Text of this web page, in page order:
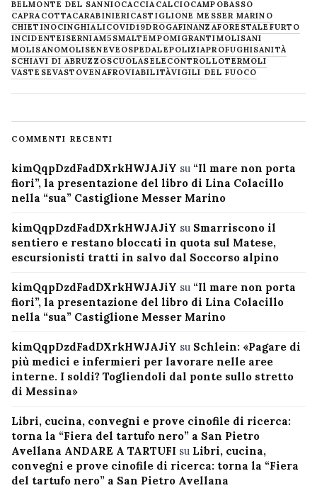
BELMONTE DEL SANNIOCACCIACALCIOCAMPOBASSO
CAPRACOTTACARABINIERICASTIGLIONE MESSER MARINO
CHIETINOCINGHIALICOVID19DROGAFINANZAFORESTALE FURTO
INCIDENTEISERNIAM5SMALTEMPOMIGRANTIMOLISANI
MOLISANOMOLISENEVE OSPEDALEPOLIZIAPROFUGHISANITÀ
SCHIAVI DI ABRUZZOSCUOLASELECONTROLLOTERMOLI
VASTESEVASTOVENAFROVIABILITÀVIGILI DEL FUOCO
COMMENTI RECENTI
kimQqpDzdFadDXrkHWJAJiY su “Il mare non porta
fiori”, la presentazione del libro di Lina Colacillo
nella “sua” Castiglione Messer Marino
kimQqpDzdFadDXrkHWJAJiY su Smarriscono il
sentiero e restano bloccati in quota sul Matese,
escursionisti tratti in salvo dal Soccorso alpino
kimQqpDzdFadDXrkHWJAJiY su “Il mare non porta
fiori”, la presentazione del libro di Lina Colacillo
nella “sua” Castiglione Messer Marino
kimQqpDzdFadDXrkHWJAJiY su Schlein: «Pagare di
più medici e infermieri per lavorare nelle aree
interne. I soldi? Togliendoli dal ponte sullo stretto
di Messina»
Libri, cucina, convegni e prove cinofile di ricerca:
torna la “Fiera del tartufo nero” a San Pietro
Avellana ANDARE A TARTUFI su Libri, cucina,
convegni e prove cinofile di ricerca: torna la “Fiera
del tartufo nero” a San Pietro Avellana